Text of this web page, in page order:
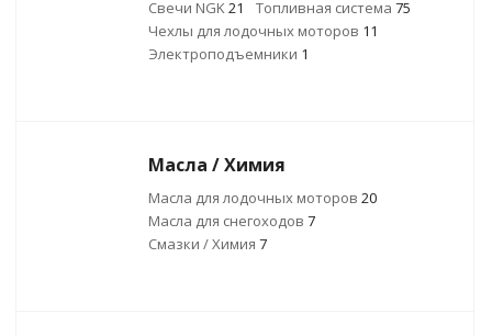
Свечи NGK21 Топливная система 75
Чехлы для лодочных моторов 11
Электроподъемники 1
Масла / Химия
Масла для лодочных моторов 20
Масла для снегоходов 7
Смазки / Химия 7